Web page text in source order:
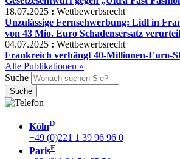
18.07.2025 : Wettbewerbsrecht
Unzulässige Fernsehwerbung: Lidl in
von 43 Mio. Euro Schadensersatz
04.07.2025 : Wettbewerbsrecht
Frankreich verhängt 40-Millionen-Euro-
Alle Publikationen »
Suche
KölnD
+49 (0)221 1 39 96 96 0
ParisF